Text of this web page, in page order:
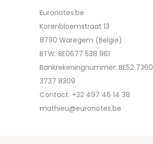
Euronotes.be
Korenbloemstraat 13
8790 Waregem (België)
BTW: BE0677 538 961
Bankrekeningnummer: BE52 7360
3737 8309
Contact: +32 497 46 14 38
mathieu@euronotes.be